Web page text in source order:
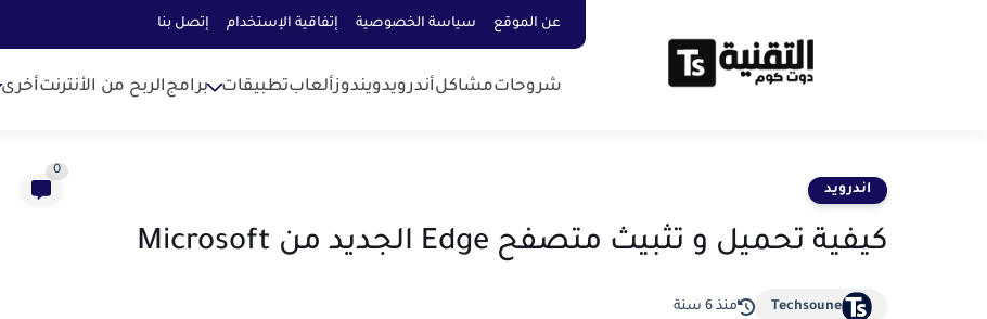
عن الموقع سياسة الخصوصية إتفاقية الإستخدام إتصل بنا
شروحاتمشاكلأندرويدويندوزألعابتطبيقات برامجالربح من الأنترنتأخرى
اندرويد
0
كيفية تحميل و تثبيث متصفح Edge الجديد من Microsoft
Techsoune منذ 6 سنة